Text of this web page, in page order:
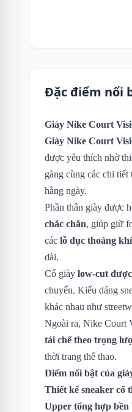
Đặc điểm nổi
Giày Nike Court
Giày Nike Court
được yêu thích nhờ
gàng cùng các chi
hằng ngày.
Phần thân giày được
chắc chắn, giúp giữ
các lỗ đục thoáng
dài.
Cổ giày low-cut
chuyển. Kiểu dáng
khác nhau như
Ngoài ra, Nike Court
tái chế theo trọng
thời trang thể thao.
Điểm nổi bật của
Thiết kế sneaker cổ
Upper tổng hợp bền